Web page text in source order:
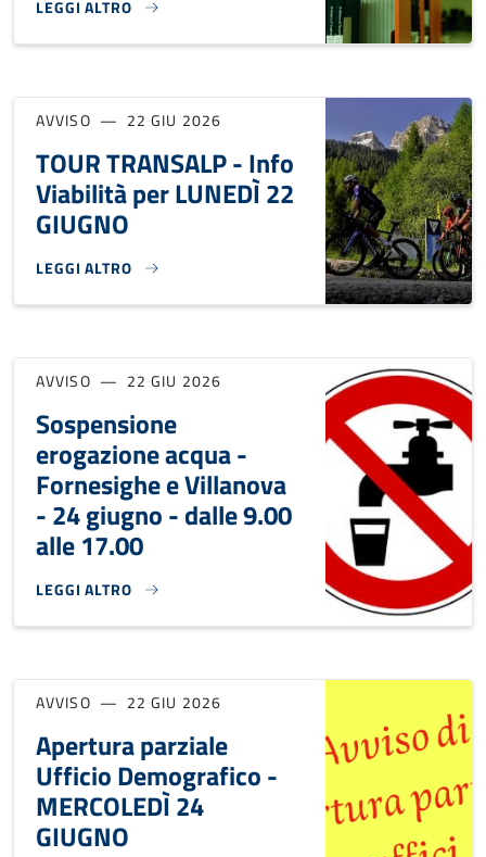
LEGGI ALTRO
CHIUSURA BIBLIOTECA DI FORNO: 9 E 10 LUGLIO}
AVVISO 22 GIU 2026
TOUR TRANSALP - Info
Viabilità per LUNEDÌ 22
GIUGNO
LEGGI ALTRO
TOUR TRANSALP - INFO VIABILITÀ PER LUNEDÌ 22 GIUGNO}
AVVISO 22 GIU 2026
Sospensione
erogazione acqua -
Fornesighe e Villanova
- 24 giugno - dalle 9.00
alle 17.00
LEGGI ALTRO
SOSPENSIONE EROGAZIONE ACQUA - FORNESIGHE E
AVVISO 22 GIU 2026
Apertura parziale
Ufficio Demografico -
MERCOLEDÌ 24
GIUGNO